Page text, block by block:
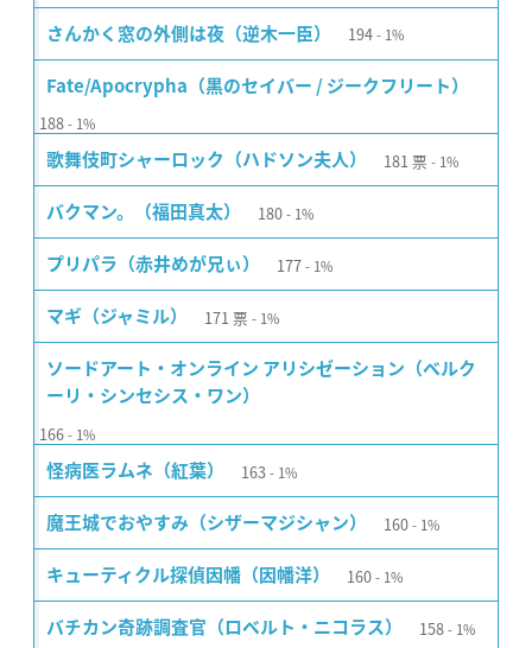
さんかく窓の外側は夜（逆木一臣） 194 1%
Fate/Apocrypha（黒のセイバー / ジークフリート）
188 1%
歌舞伎町シャーロック（ハドソン夫人） 181 票 1%
バクマン。（福田真太） 180 1%
プリパラ（赤井めが兄ぃ） 177 1%
マギ（ジャミル） 171 票 1%
ソードアート・オンライン アリシゼーション（ベルク
ーリ・シンセシス・ワン）
166 1%
怪病医ラムネ（紅葉） 163 1%
魔王城でおやすみ（シザーマジシャン） 160 1%
キューティクル探偵因幡（因幡洋） 160 1%
バチカン奇跡調査官（ロベルト・ニコラス） 158 1%